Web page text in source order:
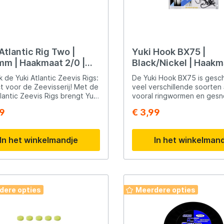
Rig Two |
| Haakmaat 2/0 |
de Yuki Atlantic Zeevis Rigs:
de Zeevisserij! Met de
Zeevis Rigs brengt Yuki
die specifiek zijn
geknoopte rigs zijn
van aantrekkelijke beads
de zeevisser diverse
Hier zijn de kenmerken
Specifiek voor
Zeevis Rigs
In het winkelmandje
Yuki Hook BX75 |
Black/Nickel |
Haak
De Yuki Hook BX75 is
veel verschillende soorten
vooral ringwormen en
chemisch geslepen en
gebruikte haak binnen de
wedstrijdvisserij.
€ 3,99
In het
opties Meerdere opties